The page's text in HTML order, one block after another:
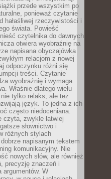
przede wszystkim po
ponieważ czytanie
hałaśliwej rzeczywistości i
świata. Powieść
czytelnika do dawnych
otwiera wyobraźnię na
napisana obyczajówka
relacjom z nowej
odpoczynku różni się
treści. Czytanie
wyobraźnię i wymaga
Właśnie dlatego wielu
tylko relaks, ale też
język. To jedna z ich
często niedoceniana.
czyta, zwykle łatwiej
słownictwo i
różnych stylach
napisanym tekstem
komunikacyjny. Nie
nowych słów, ale również
precyzję znaczeń i
argumentów. W